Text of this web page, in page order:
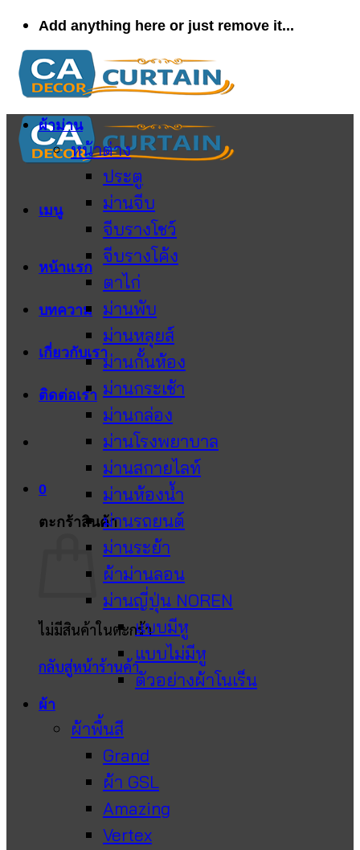
ข้าม
ยัง
เนื้อหา
Add anything here or just remove it...
เมนู
หน้าแรก
บทความ
เกี่ยวกับเรา
ติดต่อเรา
0
ตะกร้าสินค้า
ไม่มีสินค้าในตะกร้า
กลับสู่หน้าร้านค้า
ผ้าม่าน
หน้าต่าง
ประตู
ม่านจีบ
จีบรางโชว์
จีบรางโค้ง
ตาไก่
ม่านพับ
ม่านหลุยส์
ม่านกั้นห้อง
ม่านกระเช้า
ม่านกล่อง
ม่านโรงพยาบาล
ม่านสกายไลท์
ม่านห้องน้ำ
ม่านรถยนต์
ม่านระย้า
ผ้าม่านลอน
ม่านญี่ปุ่น NOREN
แบบมีหู
แบบไม่มีหู
ตัวอย่างผ้าโนเร็น
ผ้า
ผ้าพื้นสี
Grand
ผ้า GSL
Amazing
Vertex